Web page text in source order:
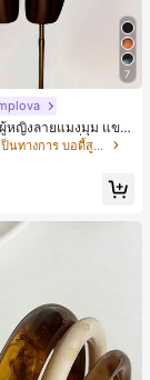
7
หญิงลายแมงมุม แขน
ท, สไตล์แฟชั่นดาร์ก
สูทฮาโลวีน บอดี้สูท
ใน ไม่เป็นทางการ บอดี้สูทผู้หญิง